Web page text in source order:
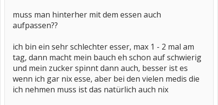
muss man hinterher mit dem essen auch
aufpassen??
ich bin ein sehr schlechter esser, max 1 - 2 mal am
tag, dann macht mein bauch eh schon auf schwierig
und mein zucker spinnt dann auch, besser ist es
wenn ich gar nix esse, aber bei den vielen medis die
ich nehmen muss ist das natürlich auch nix